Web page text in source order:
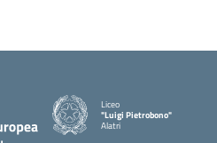
Liceo
"Luigi Pietrobono"
Alatri